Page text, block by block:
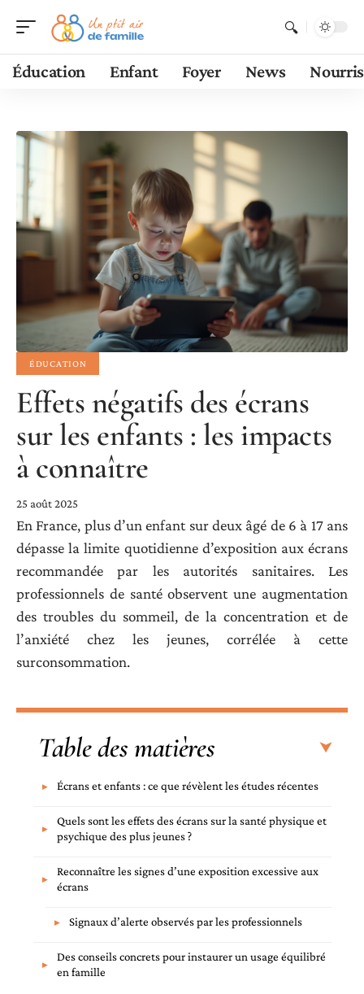
Éducation Enfant Foyer News
ÉDUCATION
Effets négatifs des écrans
sur les enfants : les impacts
à connaître
25 août 2025
En France, plus d’un enfant sur deux âgé de 6 à 17 ans
dépasse la limite quotidienne d’exposition aux écrans
recommandée par les autorités sanitaires. Les
professionnels de santé observent une augmentation
des troubles du sommeil, de la concentration et de
l’anxiété chez les jeunes, corrélée à cette
surconsommation.
Table des matières
Écrans et enfants : ce que révèlent les études récentes
Quels sont les effets des écrans sur la santé physique et
psychique des plus jeunes ?
Reconnaître les signes d’une exposition excessive aux
écrans
Signaux d’alerte observés par les professionnels
Des conseils concrets pour instaurer un usage équilibré
en famille